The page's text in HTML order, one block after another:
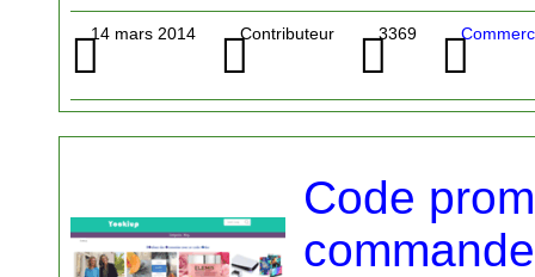
14 mars 2014 Contributeur 3369
Code